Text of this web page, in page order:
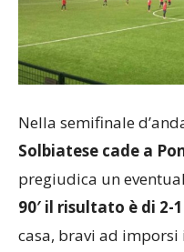
Nella semifinale
Solbiatese cade a
pregiudica un
90′ il risultato è di 2-1
casa, bravi ad